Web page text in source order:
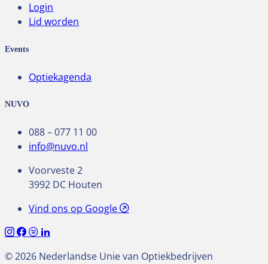
Login
Lid worden
Events
Optiekagenda
NUVO
088 – 077 11 00
info@nuvo.nl
Voorveste 2
3992 DC Houten
Vind ons op Google
© 2026 Nederlandse Unie van Optiekbedrijven